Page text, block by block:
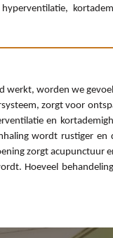
werkt, worden we
zorgt voor
en
wordt rustiger en
zorgt acupunctuur
Hoeveel